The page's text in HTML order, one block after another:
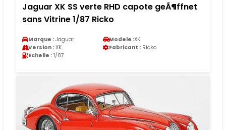
Jaguar XK SS verte RHD capote geÃ¶ffnet
sans Vitrine 1/87 Ricko
Marque : Jaguar Modele :XK
Version : XK Fabricant : Ricko
Echelle : 1/87